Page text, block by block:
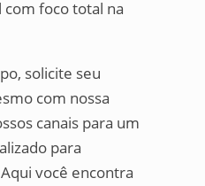
foco total na
solicite seu
com nossa
canais para um
para
você encontra